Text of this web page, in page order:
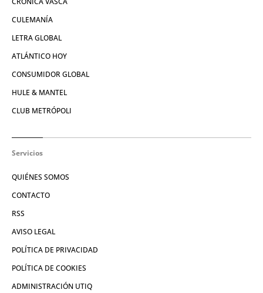
CULEMANÍA
LETRA GLOBAL
ATLÁNTICO HOY
CONSUMIDOR GLOBAL
HULE & MANTEL
CLUB METRÓPOLI
Servicios
QUIÉNES SOMOS
CONTACTO
RSS
AVISO LEGAL
POLÍTICA DE PRIVACIDAD
POLÍTICA DE COOKIES
ADMINISTRACIÓN UTIQ